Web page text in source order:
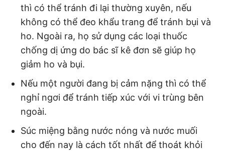
thì có thể tránh đi lại thường xuyên, nếu
không có thể đeo khẩu trang để tránh bụi và
ho. Ngoài ra, họ sử dụng các loại thuốc
chống dị ứng do bác sĩ kê đơn sẽ giúp họ
giảm ho và bụi.
Nếu một người đang bị cảm nặng thì có thể
nghỉ ngơi để tránh tiếp xúc với vi trùng bên
ngoài.
Súc miệng bằng nước nóng và nước muối
cho đến nay là cách tốt nhất để thoát khỏi